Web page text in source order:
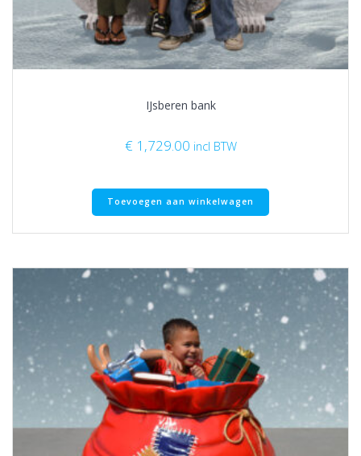
IJsberen bank
€ 1,729.00 incl BTW
Toevoegen aan winkelwagen